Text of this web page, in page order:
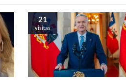
21
visitas